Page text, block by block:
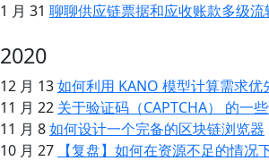
1 月 31 聊聊供应链票据和应收账款多级流
2020
12 月 13如何利用 KANO 模型计算需求优
11 月 22 关于验证码（CAPTCHA） 的一
11 月 8如何设计一个完备的区块链浏览器
10 月 27
【复盘】如何在资源不足的情况